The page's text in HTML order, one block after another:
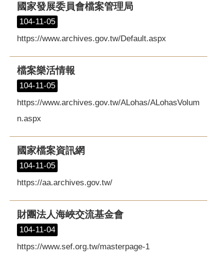
國家發展委員會檔案管理局
104-11-05
https://www.archives.gov.tw/Default.aspx
檔案樂活情報
104-11-05
https://www.archives.gov.tw/ALohas/ALohasVolum
n.aspx
國家檔案資訊網
104-11-05
https://aa.archives.gov.tw/
財團法人海峽交流基金會
104-11-04
https://www.sef.org.tw/masterpage-1